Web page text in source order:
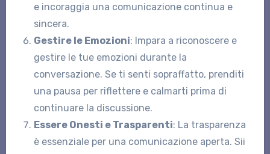
e incoraggia una comunicazione continua e
sincera.
Gestire le Emozioni: Impara a riconoscere e
gestire le tue emozioni durante la
conversazione. Se ti senti sopraffatto, prenditi
una pausa per riflettere e calmarti prima di
continuare la discussione.
Essere Onesti e Trasparenti: La trasparenza
è essenziale per una comunicazione aperta. Sii